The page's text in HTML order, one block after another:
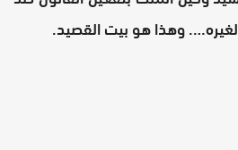
وهذا هو بيت القصيد.